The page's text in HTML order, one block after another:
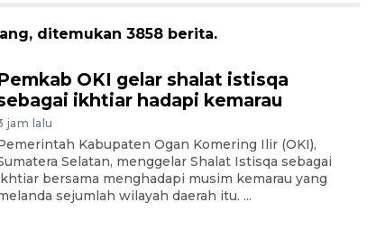
ditemukan 3858 berita.
OKI gelar shalat istisqa
ikhtiar hadapi kemarau
jam lalu
Kabupaten Ogan Komering Ilir (OKI),
Selatan, menggelar Shalat Istisqa sebagai
bersama menghadapi musim kemarau yang
sejumlah wilayah daerah itu. ...